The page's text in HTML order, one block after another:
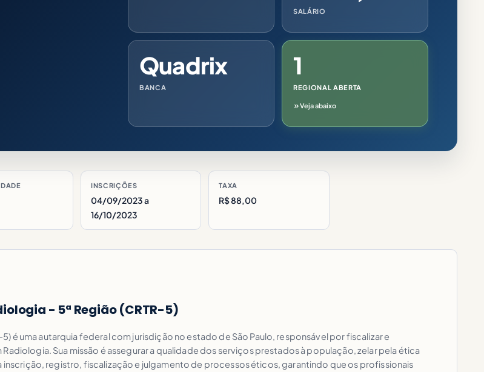
SALÁRIO
Quadrix
BANCA
1
REGIONAL ABERTA
Veja abaixo
INSCRIÇÕES
04/09/2023 a
16/10/2023
TAXA
R$ 88,00
- 5ª Região (CRTR-5)
é uma autarquia federal com jurisdição no estado de São Paulo, responsável por fiscalizar e
Sua missão é assegurar a qualidade dos serviços prestados à população, zelar pela ética
inscrição, registro, fiscalização e julgamento de processos éticos, garantindo que os profissionais